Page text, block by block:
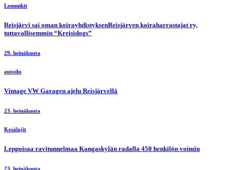
Lemmikit
Reisjärvi sai oman koirayhdistyksenReisjärven koiraharrastajat ry,
tuttavallisemmin “Kreisidogs”
29. heinäkuuta
autoilu
Vintage VW Garagen ajelu Reisjärvellä
23. heinäkuuta
Kesälajit
Leppoisaa ravitunnelmaa Kangaskylän radalla 450 henkilön voimin
23. heinäkuuta